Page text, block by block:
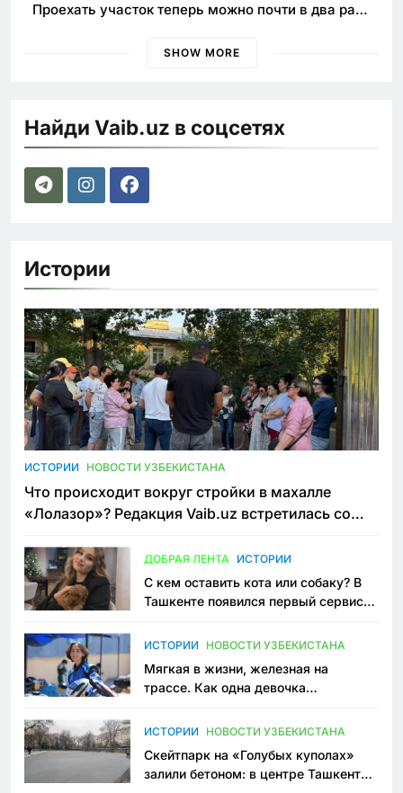
Проехать участок теперь можно почти в два раза
SHOW MORE
Найди Vaib.uz в соцсетях
Истории
ИСТОРИИ НОВОСТИ УЗБЕКИСТАНА
Что происходит вокруг стройки в махалле
«Лолазор»? Редакция Vaib.uz встретилась со
ДОБРАЯ ЛЕНТА ИСТОРИИ
С кем оставить кота или собаку? В
Ташкенте появился первый сервис
ИСТОРИИ НОВОСТИ УЗБЕКИСТАНА
Мягкая в жизни, железная на
трассе. Как одна девочка
Узбекистане
ИСТОРИИ НОВОСТИ УЗБЕКИСТАНА
Скейтпарк на «Голубых куполах»
залили бетоном: в центре Ташкента